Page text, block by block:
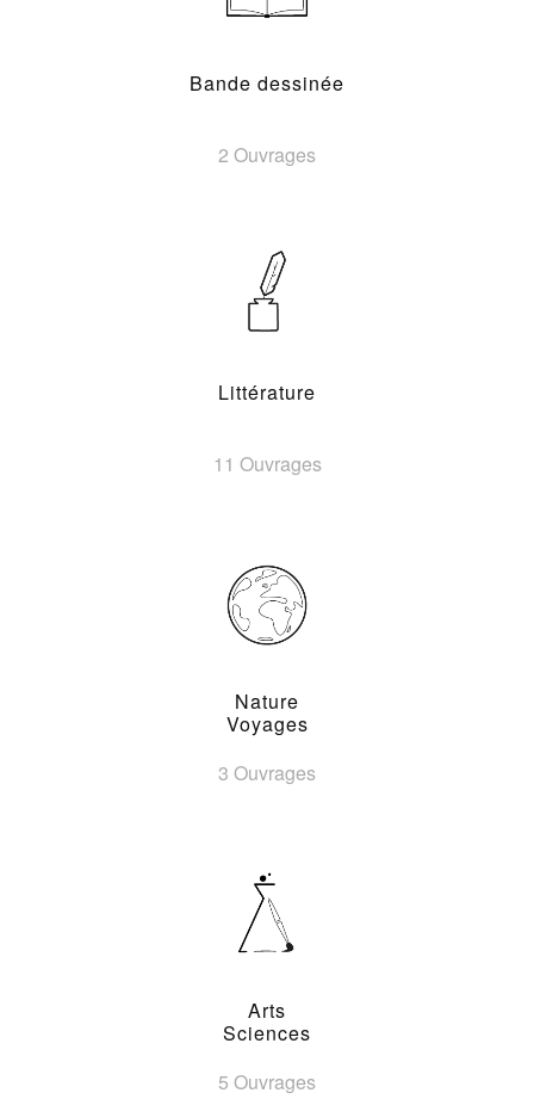
Bande dessinée
2 Ouvrages
Littérature
11 Ouvrages
Nature
Voyages
3 Ouvrages
Arts
Sciences
5 Ouvrages